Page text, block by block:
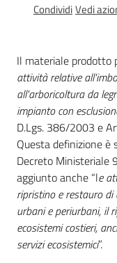
sostenibile
Vivaismo
e
sementi
Import-
Export
CondividiVedi
Il materiale prodotto
attività relative
all'arboricoltura da
impianto con
D.Lgs. 386/2003 e
Questa definizione
Decreto
aggiunto anche “le
ripristino e restauro di
urbani e periurbani, il
ecosistemi costieri,
servizi ecosistemici”.